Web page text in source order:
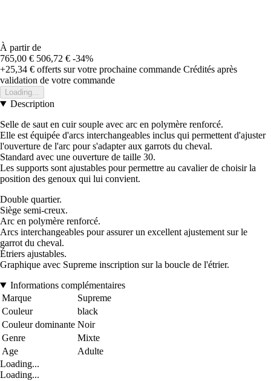
À partir de
765,00 € 506,72 € -34%
+25,34 € offerts sur votre prochaine commande Crédités après
validation de votre commande
Loading...
Description
Selle de saut en cuir souple avec arc en polymère renforcé.
Elle est équipée d'arcs interchangeables inclus qui permettent d'ajuster
l'ouverture de l'arc pour s'adapter aux garrots du cheval.
Standard avec une ouverture de taille 30.
Les supports sont ajustables pour permettre au cavalier de choisir la
position des genoux qui lui convient.
Double quartier.
Siège semi-creux.
Arc en polymère renforcé.
Arcs interchangeables pour assurer un excellent ajustement sur le
garrot du cheval.
Étriers ajustables.
Graphique avec Supreme inscription sur la boucle de l'étrier.
Informations complémentaires
Marque
Supreme
Couleur
black
Couleur dominante Noir
Genre
Mixte
Age
Adulte
Loading...
Loading...